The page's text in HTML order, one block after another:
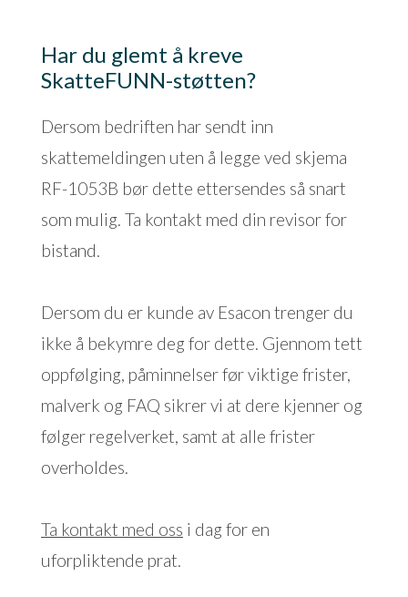
Har du glemt å kreve
SkatteFUNN-støtten?
Dersom bedriften har sendt inn
skattemeldingen uten å legge ved skjema
RF-1053B bør dette ettersendes så snart
som mulig. Ta kontakt med din revisor for
bistand.
Dersom du er kunde av Esacon trenger du
ikke å bekymre deg for dette. Gjennom tett
oppfølging, påminnelser før viktige frister,
malverk og FAQ sikrer vi at dere kjenner og
følger regelverket, samt at alle frister
overholdes.
Ta kontakt med oss i dag for en
uforpliktende prat.